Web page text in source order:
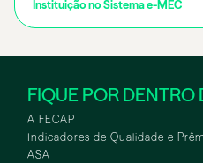
Instituição no Sistema e-MEC
FIQUE POR DENTRO
A FECAP
Indicadores de Qualidade e
ASA